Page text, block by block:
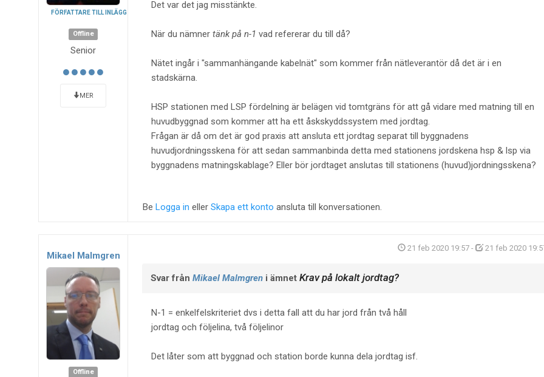
FÖRFATTARE TILL INLÄGG
Offline
Senior
MER
Det var det jag misstänkte.
När du nämner tänk på n-1 vad refererar du till då?
Nätet ingår i "sammanhängande kabelnät" som kommer från nätleverantör då det är i en
stadskärna.
HSP stationen med LSP fördelning är belägen vid tomtgräns för att gå vidare med matning till en
huvudbyggnad som kommer att ha ett åskskyddssystem med jordtag.
Frågan är då om det är god praxis att ansluta ett jordtag separat till byggnadens
huvudjordningsskena för att sedan sammanbinda detta med stationens jordskena hsp & lsp via
byggnadens matningskablage? Eller bör jordtaget anslutas till stationens (huvud)jordningsskena?
Be Logga in eller Skapa ett konto ansluta till konversationen.
Mikael Malmgren
Offline
21 feb 2020 19:57- 21 feb 2020
Svar från Mikael Malmgreni ämnet Krav på lokalt jordtag?
N-1 = enkelfelskriteriet dvs i detta fall att du har jord från två håll
jordtag och följelina, två följelinor
Det låter som att byggnad och station borde kunna dela jordtag isf.